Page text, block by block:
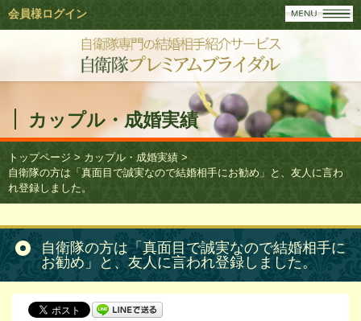
カップル・成婚実績
トップページ > カップル・成婚実績 >
自衛隊の方は「真面目で誠実なので結婚相手にお勧め」と、友人に言わ
れ登録しました。
自衛隊の方は「真面目で誠実なので結婚相手に
お勧め」と、友人に言われ登録しました。
会員様ログイン